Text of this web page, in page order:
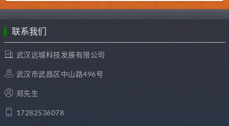
联系我们
武汉远城科技发展有限公司
武汉市武昌区中山路496号
郑先生
17282536078